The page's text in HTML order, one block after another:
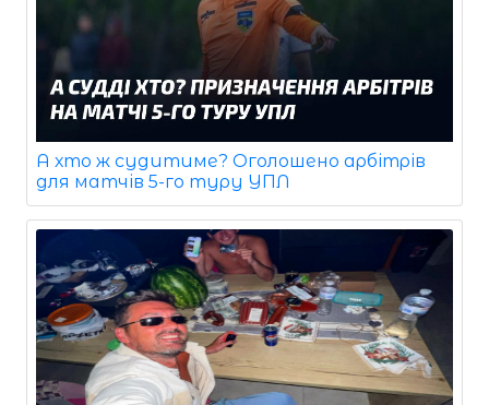
А хто ж судитиме? Оголошено арбітрів
для матчів 5-го туру УПЛ